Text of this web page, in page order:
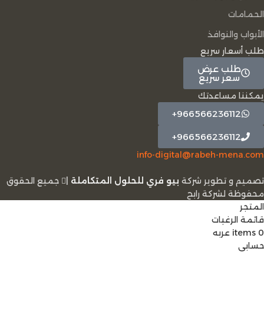
الحمامات
الأبواب والنوافذ
طلب أسعار سريع
طلب عرض
سعر سريع
يمكننا مساعدتك
966566236112+
966566236112+
info-digital@rabeh-mena.com
تصميم و تطوير شركة بيو فري للحلول المتكاملة
ﺟﻤﻴﻊ اﻟﺤﻘﻮق
ﻣﺤﻔﻮﻇﺔ لشرﻛﺔ رابح
المتجر
قائمة الرغبات
0
items عربه
حسابي